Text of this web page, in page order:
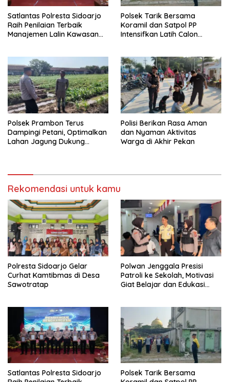
Satlantas Polresta Sidoarjo
Raih Penilaian Terbaik
Manajemen Lalin Kawasan
Polsek Tarik Bersama
Koramil dan Satpol PP
Intensifkan Latih Calon
Polsek Prambon Terus
Dampingi Petani, Optimalkan
Lahan Jagung Dukung
Polisi Berikan Rasa Aman
dan Nyaman Aktivitas
Warga di Akhir Pekan
Rekomendasi untuk kamu
Polresta Sidoarjo Gelar
Curhat Kamtibmas di Desa
Sawotratap
Polwan Jenggala Presisi
Patroli ke Sekolah, Motivasi
Giat Belajar dan Edukasi
Satlantas Polresta Sidoarjo
Polsek Tarik Bersama